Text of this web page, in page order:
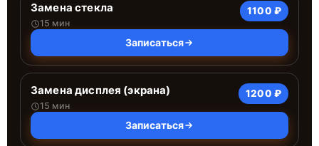
Замена стекла
15 мин
1100 ₽
Записаться
Замена дисплея (экрана)
15 мин
1200 ₽
Записаться